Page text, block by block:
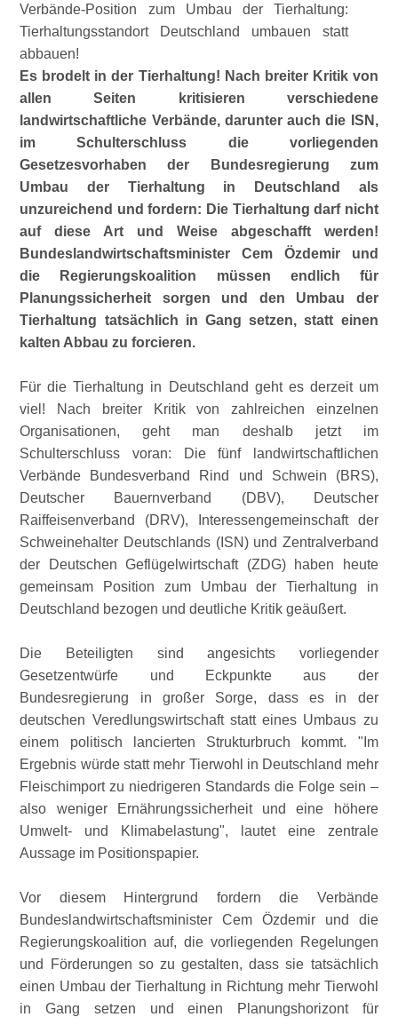
Verbände-Position zum Umbau der Tierhaltung:
Tierhaltungsstandort Deutschland umbauen statt
abbauen!
Es brodelt in der Tierhaltung! Nach breiter Kritik von
allen Seiten kritisieren verschiedene
landwirtschaftliche Verbände, darunter auch die ISN,
im Schulterschluss die vorliegenden
Gesetzesvorhaben der Bundesregierung zum
Umbau der Tierhaltung in Deutschland als
unzureichend und fordern: Die Tierhaltung darf nicht
auf diese Art und Weise abgeschafft werden!
Bundeslandwirtschaftsminister Cem Özdemir und
die Regierungskoalition müssen endlich für
Planungssicherheit sorgen und den Umbau der
Tierhaltung tatsächlich in Gang setzen, statt einen
kalten Abbau zu forcieren.
Für die Tierhaltung in Deutschland geht es derzeit um
viel! Nach breiter Kritik von zahlreichen einzelnen
Organisationen, geht man deshalb jetzt im
Schulterschluss voran: Die fünf landwirtschaftlichen
Verbände Bundesverband Rind und Schwein (BRS),
Deutscher Bauernverband (DBV), Deutscher
Raiffeisenverband (DRV), Interessengemeinschaft der
Schweinehalter Deutschlands (ISN) und Zentralverband
der Deutschen Geflügelwirtschaft (ZDG) haben heute
gemeinsam Position zum Umbau der Tierhaltung in
Deutschland bezogen und deutliche Kritik geäußert.
Die Beteiligten sind angesichts vorliegender
Gesetzentwürfe und Eckpunkte aus der
Bundesregierung in großer Sorge, dass es in der
deutschen Veredlungswirtschaft statt eines Umbaus zu
einem politisch lancierten Strukturbruch kommt.
Im
Ergebnis würde statt mehr Tierwohl in Deutschland mehr
Fleischimport zu niedrigeren Standards die Folge sein –
also weniger Ernährungssicherheit und eine höhere
Umwelt- und Klimabelastung , lautet eine zentrale
Aussage im Positionspapier.
Vor diesem Hintergrund fordern die Verbände
Bundeslandwirtschaftsminister Cem Özdemir und die
Regierungskoalition auf, die vorliegenden Regelungen
und Förderungen so zu gestalten, dass sie tatsächlich
einen Umbau der Tierhaltung in Richtung mehr Tierwohl
in Gang setzen und einen Planungshorizont für